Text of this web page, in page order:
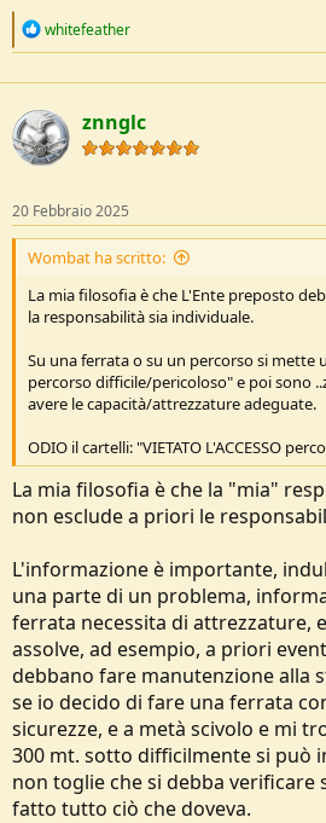
R
c
i
o
n
whitefeather
znnglc
20 Febbraio 2025
Wombat ha scritto:
La mia filosofia è che L'Ente preposto
la responsabilità sia individuale.
Su una ferrata o su un percorso si mette
percorso difficile/pericoloso" e poi sono
avere le capacità/attrezzature adeguate.
ODIO il cartelli: "VIETATO L'ACCESSO
La mia filosofia è che la "mia"
non esclude a priori le
L'informazione è importante,
una parte di un problema,
ferrata necessita di attrezzature,
assolve, ad esempio, a priori
debbano fare manutenzione alla
se io decido di fare una ferrata
sicurezze, e a metà scivolo e mi
300 mt. sotto difficilmente si può
non toglie che si debba verificare
fatto tutto ciò che doveva.